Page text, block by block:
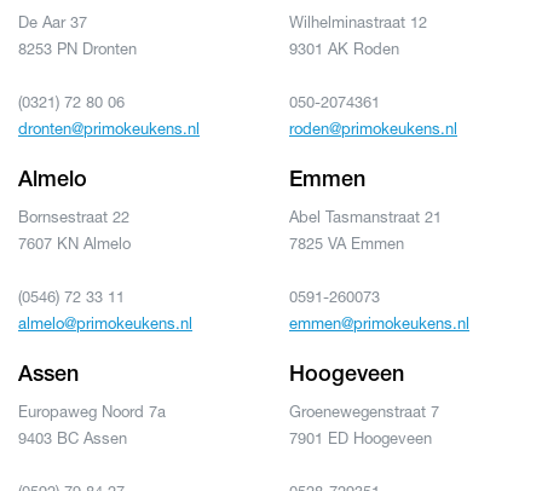
De Aar 37
8253 PN Dronten
(0321) 72 80 06
dronten@primokeukens.nl
Wilhelminastraat 12
9301 AK Roden
050-2074361
roden@primokeukens.nl
Almelo
Bornsestraat 22
7607 KN Almelo
(0546) 72 33 11
almelo@primokeukens.nl
Emmen
Abel Tasmanstraat 21
7825 VA Emmen
0591-260073
emmen@primokeukens.nl
Assen
Europaweg Noord 7a
9403 BC Assen
Hoogeveen
Groenewegenstraat 7
7901 ED Hoogeveen